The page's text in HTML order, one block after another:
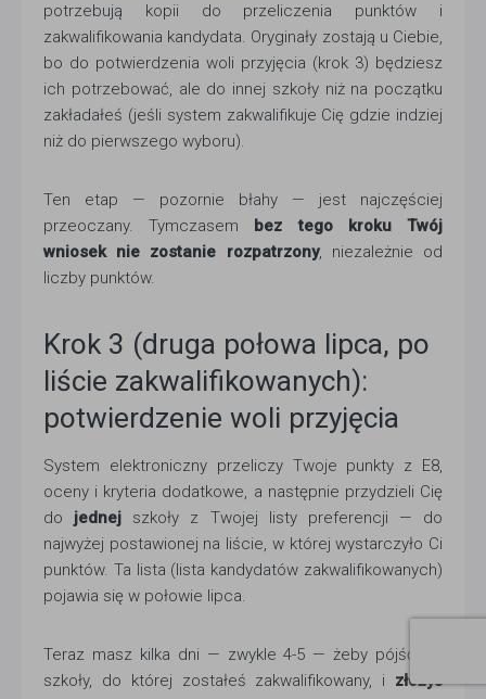
potrzebują kopii do przeliczenia punktów i
zakwalifikowania kandydata. Oryginały zostają u Ciebie,
bo do potwierdzenia woli przyjęcia (krok 3) będziesz
ich potrzebować, ale do innej szkoły niż na początku
zakładałeś (jeśli system zakwalifikuje Cię gdzie indziej
niż do pierwszego wyboru).
Ten etap — pozornie błahy — jest najczęściej
przeoczany. Tymczasem bez tego kroku Twój
wniosek nie zostanie rozpatrzony, niezależnie od
liczby punktów.
Krok 3 (druga połowa lipca, po
liście zakwalifikowanych):
potwierdzenie woli przyjęcia
System elektroniczny przeliczy Twoje punkty z E8,
oceny i kryteria dodatkowe, a następnie przydzieli Cię
do jednej szkoły z Twojej listy preferencji — do
najwyżej postawionej na liście, w której wystarczyło Ci
punktów. Ta lista (lista kandydatów zakwalifikowanych)
pojawia się w połowie lipca.
Teraz masz kilka dni — zwykle 4-5 — żeby pójść do
szkoły, do której zostałeś zakwalifikowany, i złożyć